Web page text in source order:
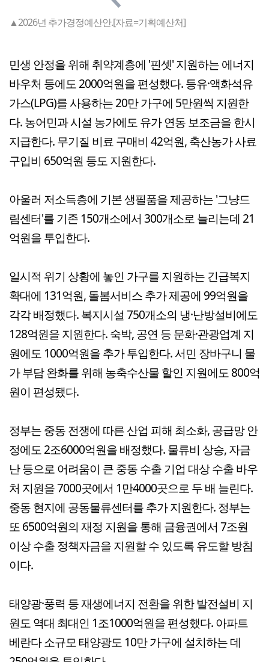
▲2026년 추가경정예산안.[자료=기획예산처]
민생 안정을 위해 취약계층에 '핀셋' 지원하는 에너지
바우처 등에도 2000억원을 편성했다. 등유·액화석유
가스(LPG)를 사용하는 20만 가구에 5만원씩 지원한
다. 농어민과 시설 농가에도 유가 연동 보조금을 한시
지급한다. 무기질 비료 구매비 42억원, 축산농가 사료
구입비 650억원 등도 지원한다.
아울러 저소득층에 기본 생필품을 제공하는 '그냥드
림센터'를 기존 150개소에서 300개소로 늘리는데 21
억원을 투입한다.
일시적 위기 상황에 놓인 가구를 지원하는 긴급복지
확대에 131억원, 돌봄서비스 추가 제공에 99억원을
각각 배정했다. 복지시설 750개소의 냉·난방설비에도
128억원을 지원한다. 숙박, 공연 등 문화·관광업계 지
원에도 1000억원을 추가 투입한다. 서민 장바구니 물
가 부담 완화를 위해 농축수산물 할인 지원에도 800억
원이 편성됐다.
정부는 중동 전쟁에 따른 산업 피해 최소화, 공급망 안
정에도 2조6000억원을 배정했다. 물류비 상승, 자금
난 등으로 어려움이 큰 중동 수출 기업 대상 수출 바우
처 지원을 7000곳에서 1만4000곳으로 두 배 늘린다.
중동 현지에 공동물류센터를 추가 지원한다. 정부는
또 6500억원의 재정 지원을 통해 금융권에서 7조원
이상 수출 정책자금을 지원할 수 있도록 유도할 방침
이다.
태양광·풍력 등 재생에너지 전환을 위한 발전설비 지
원도 역대 최대인 1조1000억원을 편성했다. 아파트
베란다 소규모 태양광도 10만 가구에 설치하는 데